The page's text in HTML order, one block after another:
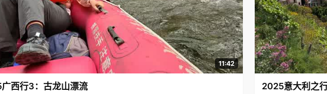
11:42
西行3：古龙山漂流 2025意大利之